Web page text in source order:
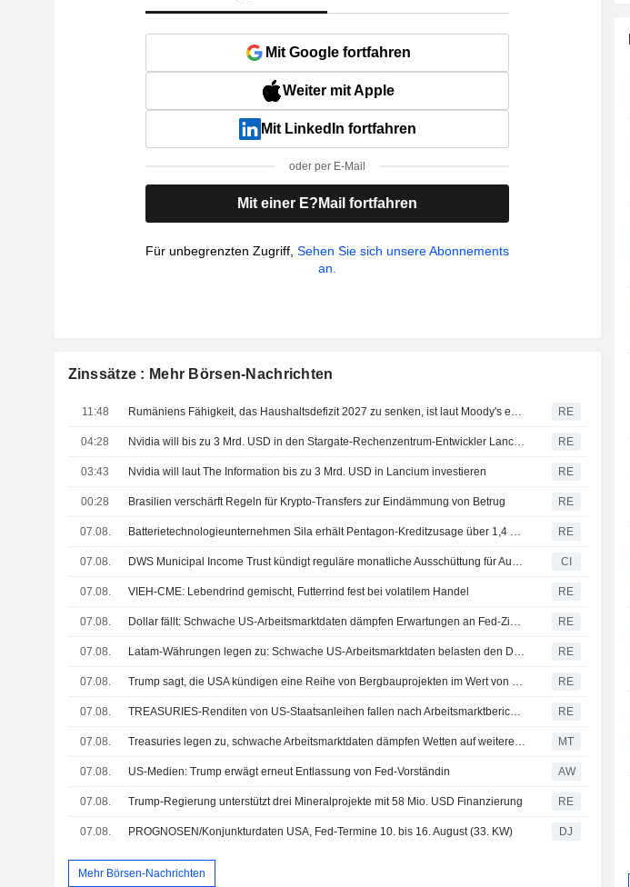
Mit Google fortfahren
Weiter mit Apple
Mit LinkedIn fortfahren
oder per E-Mail
Mit einer E?Mail fortfahren
Für unbegrenzten Zugriff,Sehen Sie sich unsere Abonnements
an.
Zinssätze : Mehr Börsen-Nachrichten
11:48 Rumäniens Fähigkeit, das Haushaltsdefizit 2027 zu senken, ist laut Moody's entscheidend für das Rating RE
04:28 Nvidia will bis zu 3 Mrd. USD in den Stargate-Rechenzentrum-Entwickler Lancium investieren, berichtet The Information RE
03:43 Nvidia will laut The Information bis zu 3 Mrd. USD in Lancium investieren RE
00:28 Brasilien verschärft Regeln für Krypto-Transfers zur Eindämmung von Betrug RE
07.08. Batterietechnologieunternehmen Sila erhält Pentagon-Kreditzusage über 1,4 Mrd. USD RE
07.08. DWS Municipal Income Trust kündigt reguläre monatliche Ausschüttung für August 2026 an, zahlbar am 31. August 2026 CI
07.08. VIEH-CME: Lebendrind gemischt, Futterrind fest bei volatilem Handel RE
07.08. Dollar fällt: Schwache US-Arbeitsmarktdaten dämpfen Erwartungen an Fed-Zinserhöhung RE
07.08. Latam-Währungen legen zu: Schwache US-Arbeitsmarktdaten belasten den Dollar, Aktien uneinheitlich RE
07.08. Trump sagt, die USA kündigen eine Reihe von Bergbauprojekten im Wert von 3 Mrd. USD an RE
07.08. TREASURIES-Renditen von US-Staatsanleihen fallen nach Arbeitsmarktbericht - Zinserhöhungswetten gedämpft RE
07.08. Treasuries legen zu, schwache Arbeitsmarktdaten dämpfen Wetten auf weitere Fed-Zinserhöhungen MT
07.08. US-Medien: Trump erwägt erneut Entlassung von Fed-Vorständin AW
07.08. Trump-Regierung unterstützt drei Mineralprojekte mit 58 Mio. USD Finanzierung RE
07.08. PROGNOSEN/Konjunkturdaten USA, Fed-Termine 10. bis 16. August (33. KW) DJ
Mehr Börsen-Nachrichten